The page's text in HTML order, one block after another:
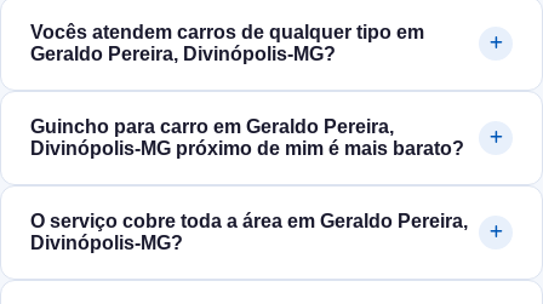
Vocês atendem carros de qualquer tipo em
Geraldo Pereira, Divinópolis‑MG?
Guincho para carro em Geraldo Pereira,
Divinópolis‑MG próximo de mim é mais barato?
O serviço cobre toda a área em Geraldo Pereira,
Divinópolis‑MG?